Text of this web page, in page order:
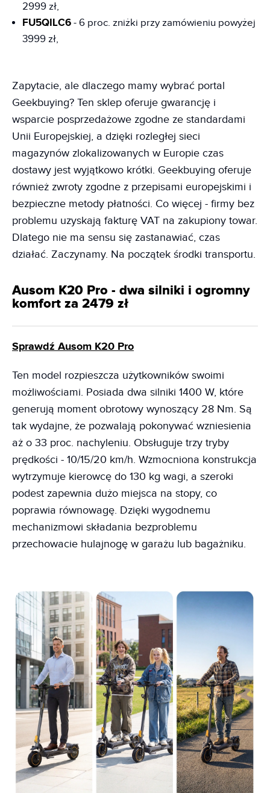
2999 zł,
FU5QILC6 - 6 proc. zniżki przy zamówieniu powyżej
3999 zł,
Zapytacie, ale dlaczego mamy wybrać portal
Geekbuying? Ten sklep oferuje gwarancję i
wsparcie posprzedażowe zgodne ze standardami
Unii Europejskiej, a dzięki rozległej sieci
magazynów zlokalizowanych w Europie czas
dostawy jest wyjątkowo krótki. Geekbuying oferuje
również zwroty zgodne z przepisami europejskimi i
bezpieczne metody płatności. Co więcej - firmy bez
problemu uzyskają fakturę VAT na zakupiony towar.
Dlatego nie ma sensu się zastanawiać, czas
działać. Zaczynamy. Na początek środki transportu.
Ausom K20 Pro - dwa silniki i ogromny
komfort za 2479 zł
Sprawdź Ausom K20 Pro
Ten model rozpieszcza użytkowników swoimi
możliwościami. Posiada dwa silniki 1400 W, które
generują moment obrotowy wynoszący 28 Nm. Są
tak wydajne, że pozwalają pokonywać wzniesienia
aż o 33 proc. nachyleniu. Obsługuje trzy tryby
prędkości - 10/15/20 km/h. Wzmocniona konstrukcja
wytrzymuje kierowcę do 130 kg wagi, a szeroki
podest zapewnia dużo miejsca na stopy, co
poprawia równowagę. Dzięki wygodnemu
mechanizmowi składania bezproblemu
przechowacie hulajnogę w garażu lub bagażniku.